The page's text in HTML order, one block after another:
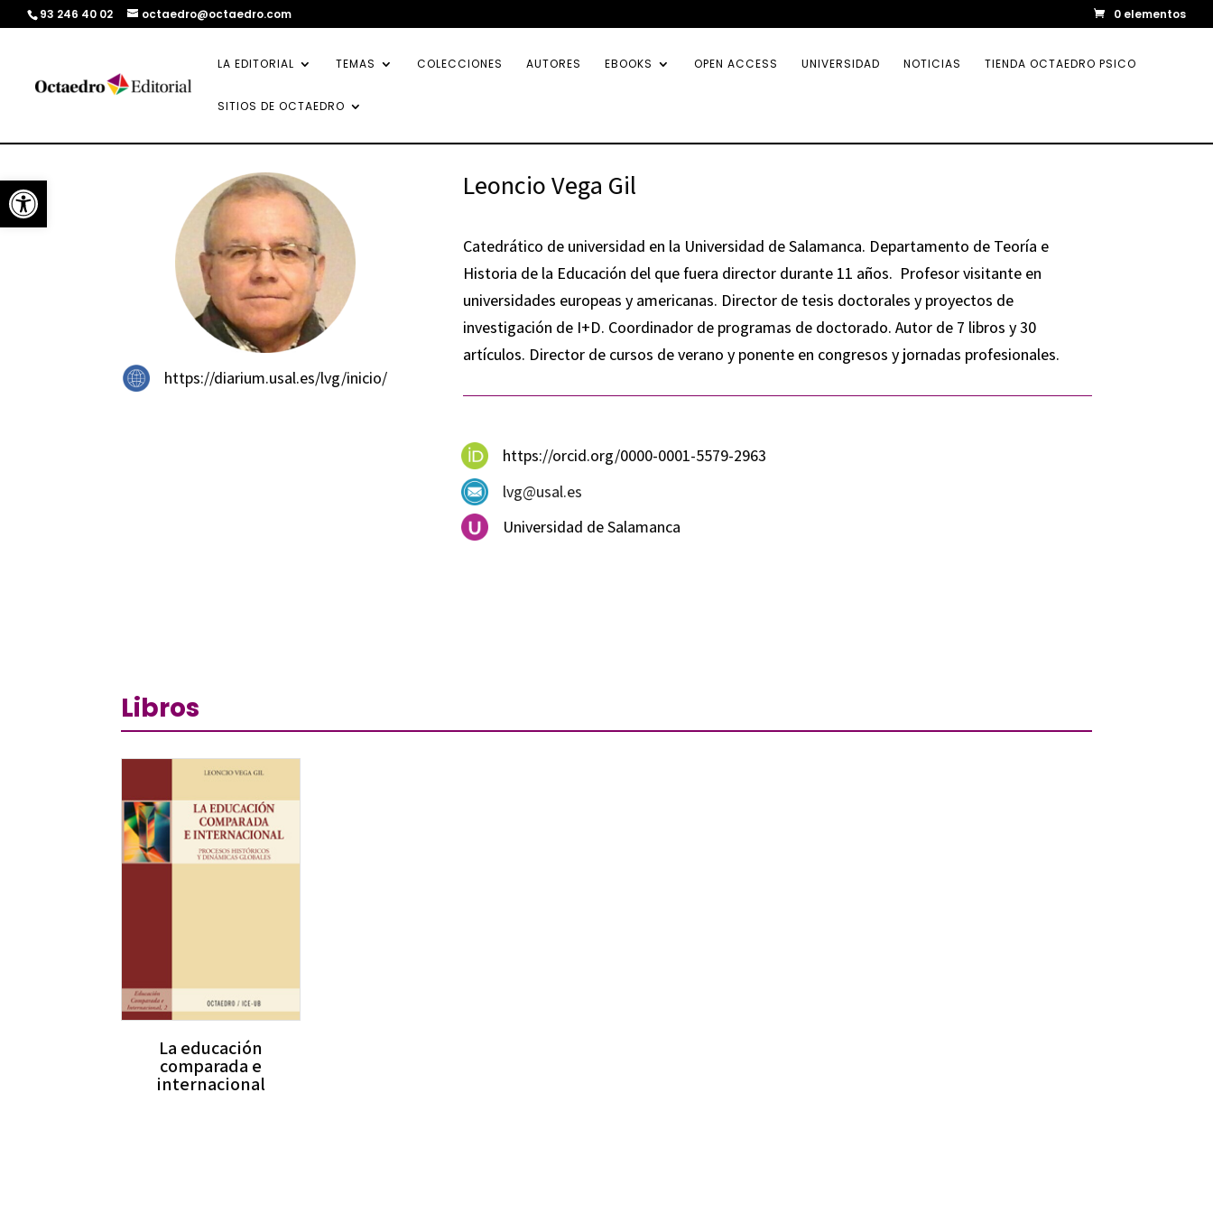
Abrir barra de herramientas
93 246 40 02 octaedro@octaedro.com 0 elementos
LA EDITORIAL TEMAS COLECCIONES AUTORES EBOOKS OPEN ACCESS UNIVERSIDAD NOTICIAS TIENDA OCTAEDRO PSICO
SITIOS DE OCTAEDRO
https://diarium.usal.es/lvg/inicio/
Leoncio Vega Gil
Catedrático de universidad en la Universidad de Salamanca. Departamento de Teoría e
Historia de la Educación del que fuera director durante 11 años. Profesor visitante en
universidades europeas y americanas. Director de tesis doctorales y proyectos de
investigación de I+D. Coordinador de programas de doctorado. Autor de 7 libros y 30
artículos. Director de cursos de verano y ponente en congresos y jornadas profesionales.
https://orcid.org/0000-0001-5579-2963
lvg@usal.es
Universidad de Salamanca
Libros
La educación
comparada e
internacional